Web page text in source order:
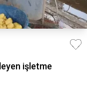
işletme